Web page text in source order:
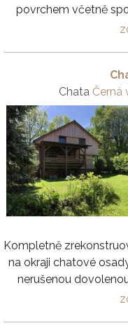
povrchem včetně
Chata Černá
Kompletně
na okraji chatové
nerušenou